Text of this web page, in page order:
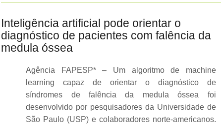
Inteligência artificial pode orientar o
diagnóstico de pacientes com falência da
medula óssea
Agência FAPESP* – Um algoritmo de machine
learning capaz de orientar o diagnóstico de
síndromes de falência da medula óssea foi
desenvolvido por pesquisadores da Universidade de
São Paulo (USP) e colaboradores norte-americanos.